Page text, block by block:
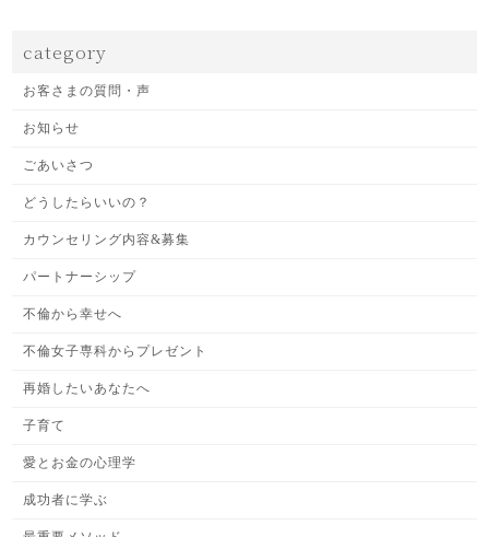
category
お客さまの質問・声
お知らせ
ごあいさつ
どうしたらいいの？
カウンセリング内容&募集
パートナーシップ
不倫から幸せへ
不倫女子専科からプレゼント
再婚したいあなたへ
子育て
愛とお金の心理学
成功者に学ぶ